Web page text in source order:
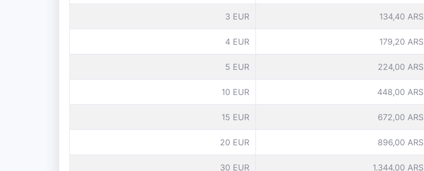
3 EUR 134,40 ARS
4 EUR 179,20 ARS
5 EUR 224,00 ARS
10 EUR 448,00 ARS
15 EUR 672,00 ARS
20 EUR 896,00 ARS
30 EUR 1.344,00 ARS